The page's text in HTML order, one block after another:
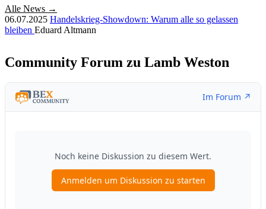
Alle News →
06.07.2025 Handelskrieg-Showdown: Warum alle so gelassen
bleiben Eduard Altmann
Community Forum zu Lamb Weston